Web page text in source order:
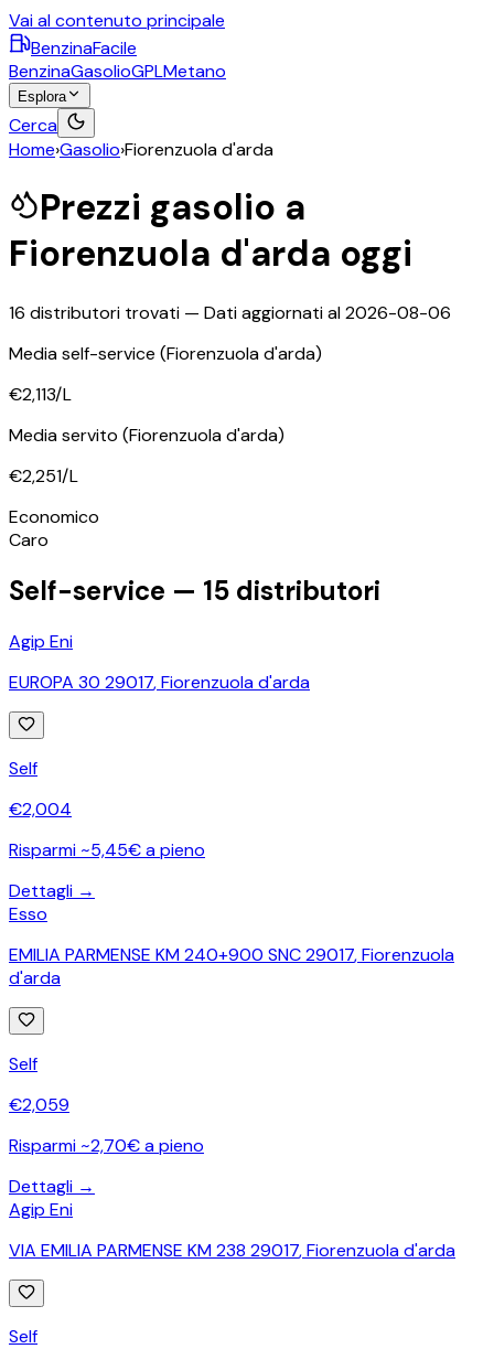
Vai al contenuto principale
BenzinaFacile
BenzinaGasolioGPLMetano
Esplora
Cerca
Home›Gasolio›Fiorenzuola d'arda
Prezzi gasolio a
Fiorenzuola d'arda oggi
16 distributori trovati — Dati aggiornati al2026-08-06
Media self-service (Fiorenzuola d'arda)
€2,113/L
Media servito (Fiorenzuola d'arda)
€2,251/L
Economico
Caro
Self-service — 15 distributori
Agip Eni
EUROPA 30 29017,Fiorenzuola d'arda
Self
€2,004
Risparmi ~5,45€ a pieno
Dettagli →
Esso
EMILIA PARMENSE KM 240+900 SNC 29017,Fiorenzuola
d'arda
Self
€2,059
Risparmi ~2,70€ a pieno
Dettagli →
Agip Eni
VIA EMILIA PARMENSE KM 238 29017,Fiorenzuola d'arda
Self